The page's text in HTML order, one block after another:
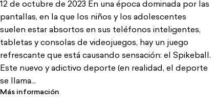
12 de octubre de 2023 En una época dominada por las
pantallas, en la que los niños y los adolescentes
suelen estar absortos en sus teléfonos inteligentes,
tabletas y consolas de videojuegos, hay un juego
refrescante que está causando sensación: el Spikeball.
Este nuevo y adictivo deporte (en realidad, el deporte
se llama...
Más información